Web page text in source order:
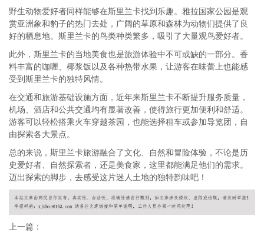
野生动物爱好者同样能够在斯里兰卡找到乐趣。雅拉国家公园是观
赏亚洲象和豹子的热门去处，广阔的草原和森林为动物们提供了良
好的栖息地。斯里兰卡的鸟类种类繁多，吸引了大量观鸟爱好者。
此外，斯里兰卡的当地美食也是旅游体验中不可或缺的一部分。香
料丰富的咖喱、椰浆饭以及各种热带水果，让游客在味蕾上也能感
受到斯里兰卡的独特风情。
在交通和旅游基础设施方面，近年来斯里兰卡不断提升服务质量，
机场、酒店和公共交通均有显著改善，使得旅行更加便利和舒适。
游客可以轻松搭乘火车穿越茶园，也能选择租车或参加导览团，自
由探索各大景点。
总的来说，斯里兰卡旅游融合了文化、自然和冒险体验，不论是历
史爱好者、自然探索者，还是美食家，这里都能满足他们的需求。
迈出探索的脚步，去感受这片迷人土地的独特韵味吧！
上一篇：